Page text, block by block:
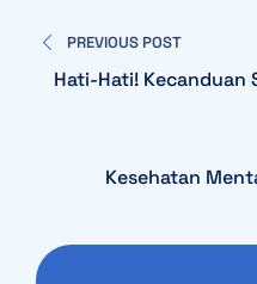
pos
PREVIOUS POST
Hati-Hati! Kecanduan
Kesehatan